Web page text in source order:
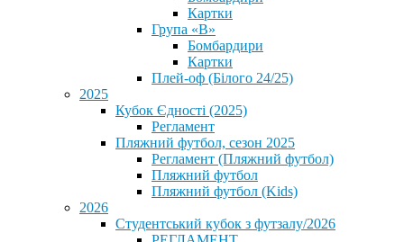
Картки
Група «В»
Бомбардири
Картки
Плей-оф (Білого 24/25)
2025
Кубок Єдності (2025)
Регламент
Пляжний футбол, сезон 2025
Регламент (Пляжний футбол)
Пляжний футбол
Пляжний футбол (Kids)
2026
Студентський кубок з футзалу/2026